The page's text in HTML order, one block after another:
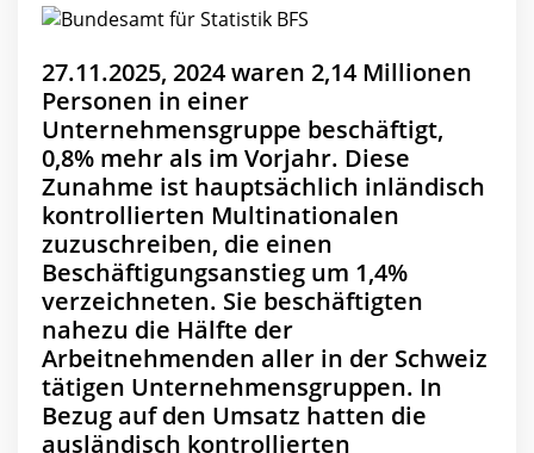
27.11.2025, 2024 waren 2,14 Millionen
Personen in einer
Unternehmensgruppe beschäftigt,
0,8% mehr als im Vorjahr. Diese
Zunahme ist hauptsächlich inländisch
kontrollierten Multinationalen
zuzuschreiben, die einen
Beschäftigungsanstieg um 1,4%
verzeichneten. Sie beschäftigten
nahezu die Hälfte der
Arbeitnehmenden aller in der Schweiz
tätigen Unternehmensgruppen. In
Bezug auf den Umsatz hatten die
ausländisch kontrollierten